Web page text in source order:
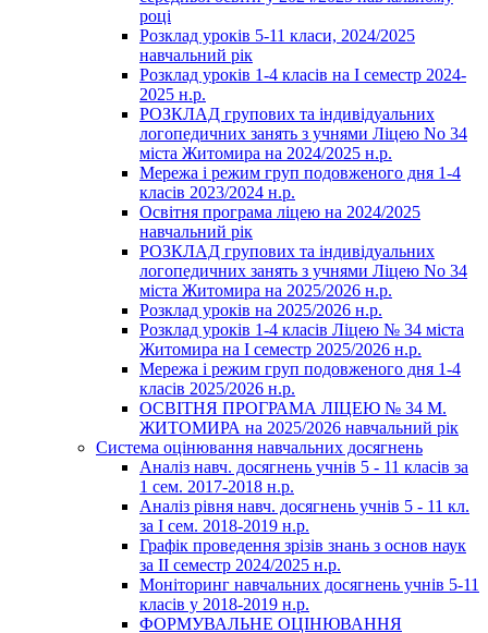
році
Розклад уроків 5-11 класи, 2024/2025
навчальний рік
Розклад уроків 1-4 класів на І семестр 2024-
2025 н.р.
РОЗКЛАД групових та індивідуальних
логопедичних занять з учнями Ліцею No 34
міста Житомира на 2024/2025 н.р.
Мережа і режим груп подовженого дня 1-4
класів 2023/2024 н.р.
Освітня програма ліцею на 2024/2025
навчальний рік
РОЗКЛАД групових та індивідуальних
логопедичних занять з учнями Ліцею No 34
міста Житомира на 2025/2026 н.р.
Розклад уроків на 2025/2026 н.р.
Розклад уроків 1-4 класів Ліцею № 34 міста
Житомира на І семестр 2025/2026 н.р.
Мережа і режим груп подовженого дня 1-4
класів 2025/2026 н.р.
ОСВІТНЯ ПРОГРАМА ЛІЦЕЮ № 34 М.
ЖИТОМИРА на 2025/2026 навчальний рік
Система оцінювання навчальних досягнень
Аналіз навч. досягнень учнів 5 - 11 класів за
1 сем. 2017-2018 н.р.
Аналіз рівня навч. досягнень учнів 5 - 11 кл.
за І сем. 2018-2019 н.р.
Графік проведення зрізів знань з основ наук
за ІІ семестр 2024/2025 н.р.
Моніторинг навчальних досягнень учнів 5-11
класів у 2018-2019 н.р.
ФОРМУВАЛЬНЕ ОЦІНЮВАННЯ